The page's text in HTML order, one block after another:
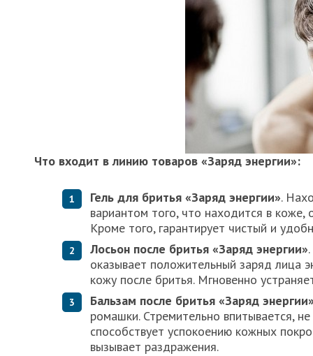
Что входит в линию товаров «Заряд энергии»:
Гель для бритья «Заряд энергии».
вариантом того, что находится в коже,
Кроме того, гарантирует чистый и
Лосьон после бритья «Заряд энергии»
оказывает положительный заряд лица
кожу после бритья. Мгновенно
Бальзам после бритья «Заряд
ромашки. Стремительно впитывается,
способствует успокоению кожных
вызывает раздражения.